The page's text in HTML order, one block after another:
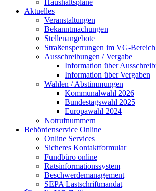
Haushaltspläne
Aktuelles
Veranstaltungen
Bekanntmachungen
Stellenangebote
Straßensperrungen im VG-Bereich
Ausschreibungen / Vergabe
Information über
Information über Vergaben
Wahlen / Abstimmungen
Kommunalwahl 2026
Bundestagswahl 2025
Europawahl 2024
Notrufnummern
Behördenservice Online
Online Services
Sicheres Kontaktformular
Fundbüro online
Ratsinformationssystem
Beschwerdemanagement
SEPA Lastschriftmandat